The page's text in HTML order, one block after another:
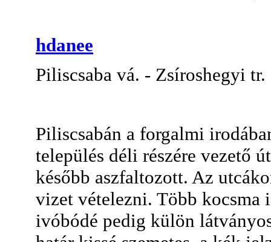
hdanee
Piliscsaba vá. - Zsíroshegyi
Piliscsabán a forgalmi
település déli részére vezető
később aszfaltozott. Az
vizet vételezni. Több kocsma
ivóbódé pedig külön